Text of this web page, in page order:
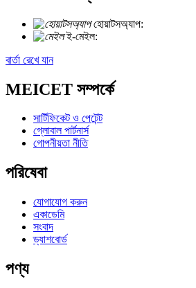
হোয়াটসঅ্যাপ:
ই-মেইল:
বার্তা রেখে যান
MEICET সম্পর্কে
সার্টিফিকেট ও পেটেন্ট
গ্লোবাল পার্টনার্স
গোপনীয়তা নীতি
পরিষেবা
যোগাযোগ করুন
একাডেমি
সংবাদ
ড্যাশবোর্ড
পণ্য